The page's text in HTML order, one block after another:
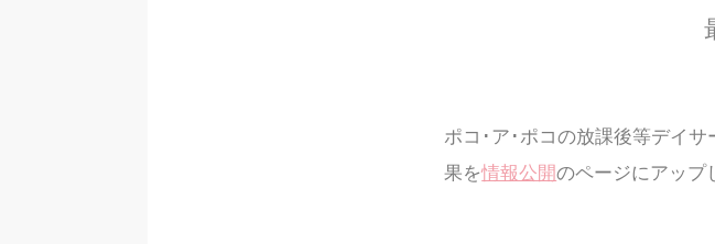
ポコ･ア･ポコの放課後等デイ
果を情報公開のページにアップ